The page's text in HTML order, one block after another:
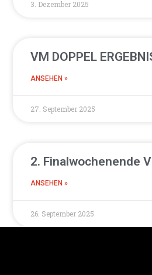
3. Dezember 2025
VM DOPPEL
ANSEHEN »
27. September 2025
2. Finalwochenende
ANSEHEN »
26. September 2025